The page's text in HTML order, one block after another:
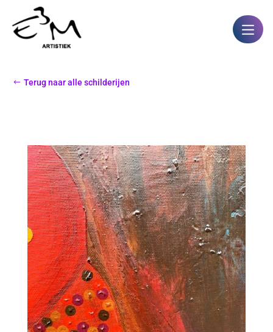
Terug naar alle schilderijen